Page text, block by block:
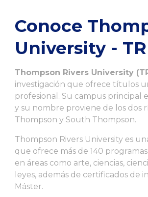
Conoce
University -
Thompson Rivers University
investigación que ofrece títulos
profesional. Su campus principal
y su nombre proviene de los dos
Thompson y South Thompson.
Thompson Rivers University es
que ofrece más de 140
en áreas como arte, ciencias,
leyes, además de certificados de
Máster.